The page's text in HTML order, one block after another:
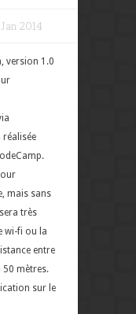
2014
version 1.0
réalisée
mais sans
très
wi-fi ou la
entre
50 mètres.
sur le